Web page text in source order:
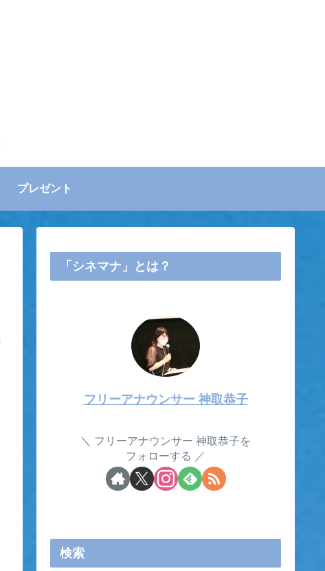
プレゼント
「シネマナ」とは？
フリーアナウンサー 神取恭子
フリーアナウンサー 神取恭子を
フォローする
検索